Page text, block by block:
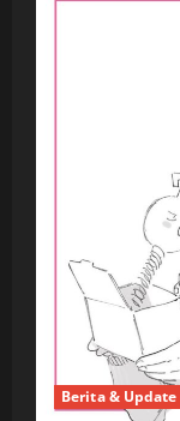
Berita & Update